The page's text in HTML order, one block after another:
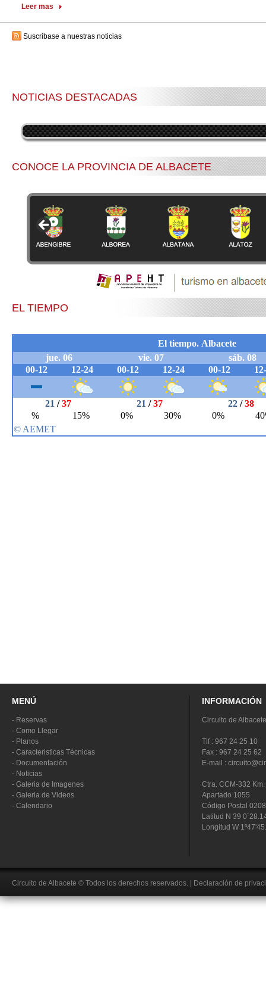
Leer mas
Suscribase a nuestras noticias
NOTICIAS DESTACADAS
CONOCE LA PROVINCIA DE ALBACETE
EL TIEMPO
MENÚ
- Reservas
- Como Llegar
- Planos
- Caracteristicas Técnicas
- Documentación
- Noticias
- Galeria de Imagenes
- Galeria de Videos
- Calendario
INFORMACIÓN
Circuito de Albacete
Tlf : 967 24 25 10
Fax : 967 24 25 62
E-mail :
Ctra. CCM-332
Apartado 1055
Código Postal
Latitud N 39
Longitud W
Circuito de Albacete © Todos los derechos reservados. Declaración de